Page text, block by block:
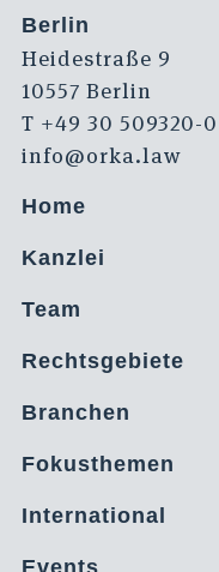
Berlin
Heidestraße 9
10557 Berlin
T +49 30 509320-0
info@orka.law
Home
Kanzlei
Team
Rechtsgebiete
Branchen
Fokusthemen
International
Events